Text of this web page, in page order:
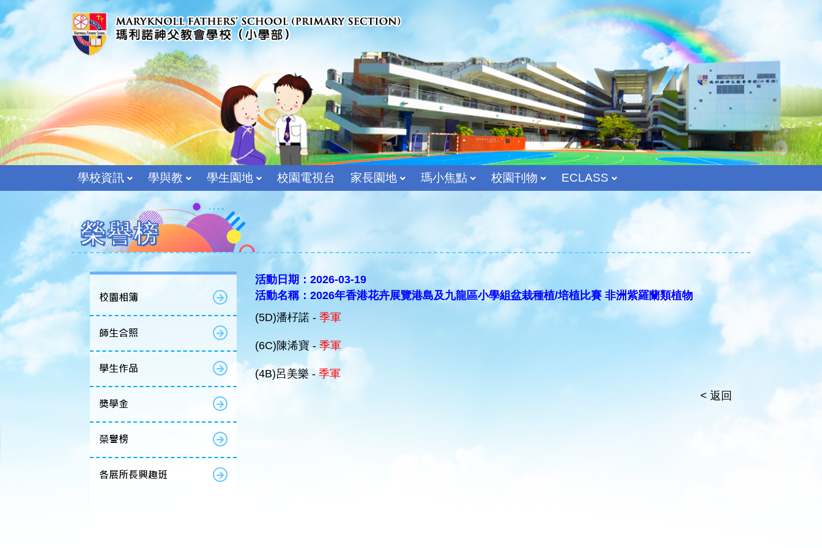
學校資訊 學與教 學生園地 校園電視台 家長園地 瑪小焦點 校園刊物 ECLASS
榮譽榜
校園相簿
師生合照
學生作品
獎學金
榮譽榜
各展所長興趣班
活動日期：2026-03-19
活動名稱：2026年香港花卉展覽港島及九龍區小學組盆栽種植/培植比賽 非洲紫羅蘭類植物
(5D)潘杍諾 - 季軍
(6C)陳浠寶 - 季軍
(4B)呂美樂 -季軍
< 返回